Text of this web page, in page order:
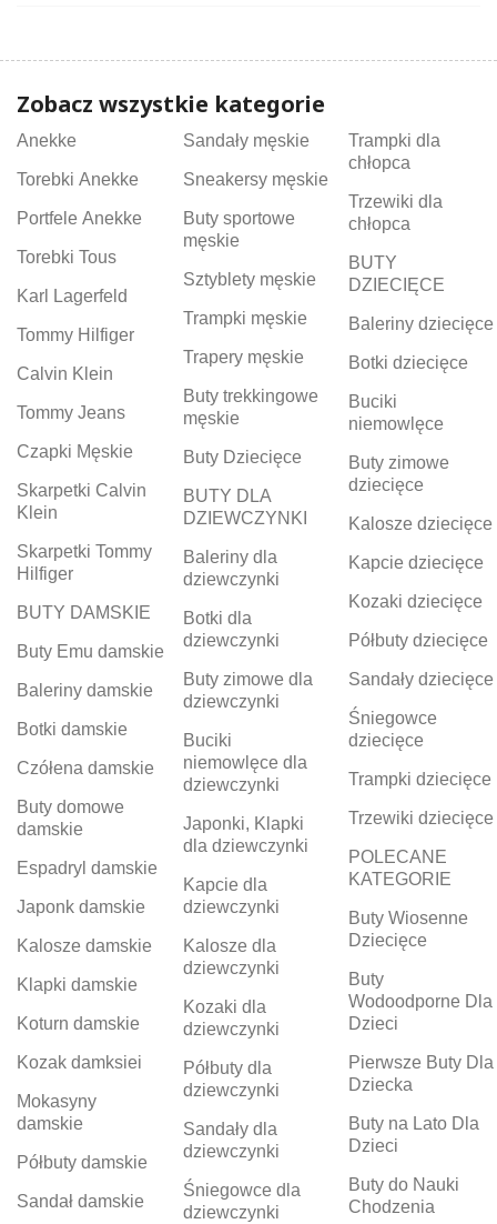
Zobacz wszystkie kategorie
Anekke
Torebki Anekke
Portfele Anekke
Torebki Tous
Karl Lagerfeld
Tommy Hilfiger
Calvin Klein
Tommy Jeans
Czapki Męskie
Skarpetki Calvin
Klein
Skarpetki Tommy
Hilfiger
BUTY DAMSKIE
Buty Emu damskie
Baleriny damskie
Botki damskie
Czółena damskie
Buty domowe
damskie
Espadryl damskie
Japonk damskie
Kalosze damskie
Klapki damskie
Koturn damskie
Kozak damksiei
Mokasyny
damskie
Półbuty damskie
Sandał damskie
Sandały męskie
Sneakersy męskie
Buty sportowe
męskie
Sztyblety męskie
Trampki męskie
Trapery męskie
Buty trekkingowe
męskie
Buty Dziecięce
BUTY DLA
DZIEWCZYNKI
Baleriny dla
dziewczynki
Botki dla
dziewczynki
Buty zimowe dla
dziewczynki
Buciki
niemowlęce dla
dziewczynki
Japonki, Klapki
dla dziewczynki
Kapcie dla
dziewczynki
Kalosze dla
dziewczynki
Kozaki dla
dziewczynki
Półbuty dla
dziewczynki
Sandały dla
dziewczynki
Śniegowce dla
dziewczynki
Trampki dla
chłopca
Trzewiki dla
chłopca
BUTY
DZIECIĘCE
Baleriny dziecięce
Botki dziecięce
Buciki
niemowlęce
Buty zimowe
dziecięce
Kalosze dziecięce
Kapcie dziecięce
Kozaki dziecięce
Półbuty dziecięce
Sandały dziecięce
Śniegowce
dziecięce
Trampki dziecięce
Trzewiki dziecięce
POLECANE
KATEGORIE
Buty Wiosenne
Dziecięce
Buty
Wodoodporne Dla
Dzieci
Pierwsze Buty Dla
Dziecka
Buty na Lato Dla
Dzieci
Buty do Nauki
Chodzenia